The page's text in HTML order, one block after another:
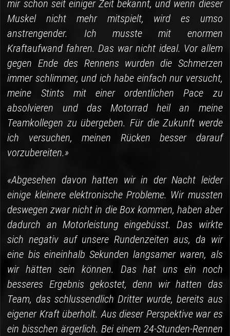
mir schon seit einiger Zeit bekannt, und wenn dieser
Muskel nicht mehr mitspielt, wird es umso
anstrengender. Ich musste mit enormen
Kraftaufwand fahren. Das war nicht ideal. Vor allem
gegen Ende des Rennens wurden die Schmerzen
immer schlimmer, und ich habe einfach nur versucht,
meine Stints mit einer ordentlichen Pace zu
absolvieren und das Motorrad heil an meine
Teamkollegen zu übergeben. Für die Zukunft werde
ich versuchen, meinen Rücken besser darauf
vorzubereiten.»
«Abgesehen davon hatten wir in der Nacht leider
einige kleinere elektronische Probleme. Wir mussten
deswegen zwar nicht in die Box kommen, haben aber
dadurch an Motorleistung eingebüsst. Das wirkte
sich negativ auf unsere Rundenzeiten aus, da wir
eine bis eineinhalb Sekunden langsamer waren, als
wir hätten sein können. Das hat uns ein noch
besseres Ergebnis gekostet, denn wir hatten das
Team, das schlussendlich Dritter wurde, bereits aus
eigener Kraft überholt. Aus dieser Perspektive war es
ein bisschen ärgerlich. Bei einem 24-Stunden-Rennen